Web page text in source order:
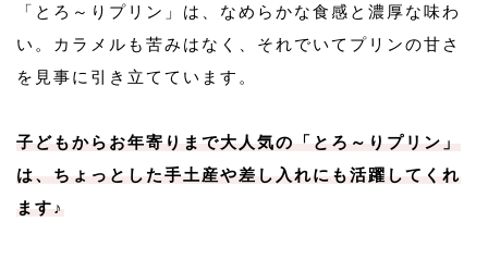
「とろ～りプリン」は、なめらかな食感と濃厚な味わ
い。カラメルも苦みはなく、それでいてプリンの甘さ
を見事に引き立てています。
子どもからお年寄りまで大人気の「とろ～りプリン」
は、ちょっとした手土産や差し入れにも活躍してくれ
ます♪